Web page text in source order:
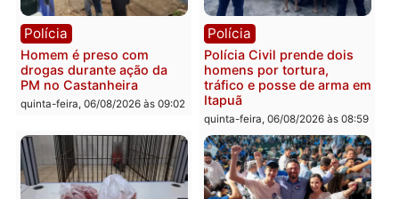
Polícia
Policiais militares
recuperam moto furtada e
prendem trio na zona
Leste
quinta-feira, 06/08/2026 às 09:28
Polícia
Jovem é encontrado
na Rua dos Cravos e
é investigado pela
em RO
quinta-feira, 06/08/2026 às